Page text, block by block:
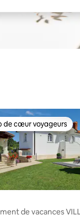
cœur voyageurs les
de cœur voyageurs
de vacances